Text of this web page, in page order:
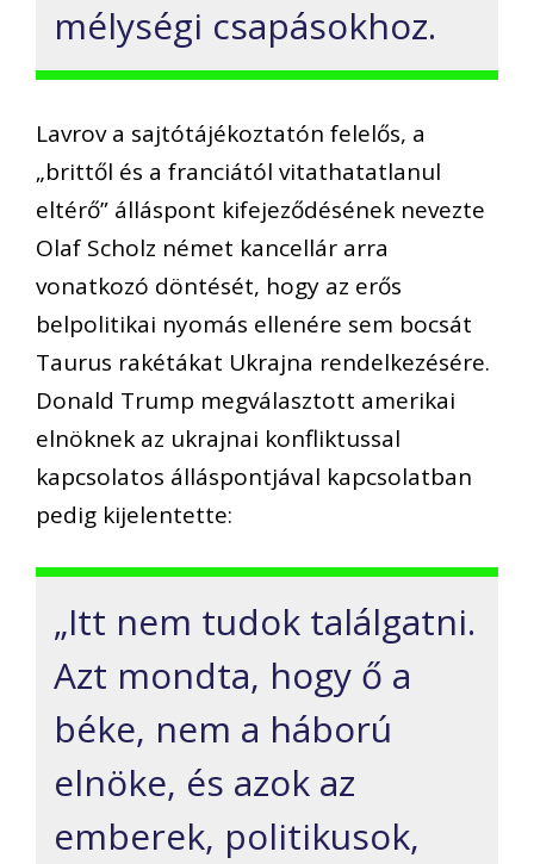
mélységi csapásokhoz.
Lavrov a sajtótájékoztatón felelős, a
„brittől és a franciától vitathatatlanul
eltérő” álláspont kifejeződésének nevezte
Olaf Scholz német kancellár arra
vonatkozó döntését, hogy az erős
belpolitikai nyomás ellenére sem bocsát
Taurus rakétákat Ukrajna rendelkezésére.
Donald Trump megválasztott amerikai
elnöknek az ukrajnai konfliktussal
kapcsolatos álláspontjával kapcsolatban
pedig kijelentette:
„Itt nem tudok találgatni.
Azt mondta, hogy ő a
béke, nem a háború
elnöke, és azok az
emberek, politikusok,